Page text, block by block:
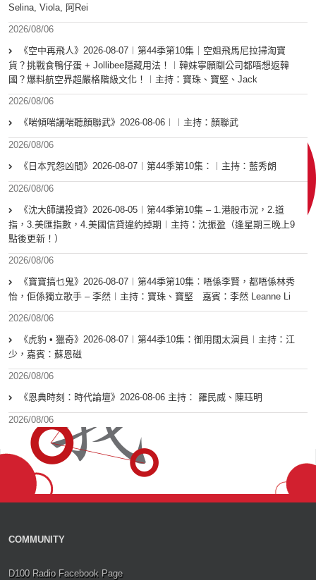
Selina, Viola, 阿Rei
2026/08/06
《空中再飛人》2026-08-07︱第44季第10集｜空姐飛馬尼拉掃淘寶
貨？挑戰食鴨仔蛋 + Jollibee隱藏用法！︱韓妹寧願瞓公司都唔想返韓
國？爆料航空界超嚴格階級文化！︱主持：寶珠、寶堅、Jack
2026/08/06
《啱傾啱講啱聽顏聯武》2026-08-06︱︱主持：顏聯武
2026/08/06
《日本咒怨凶間》2026-08-07︱第44季第10集：︱主持：藍秀朗
2026/08/06
《沈大師講投資》2026-08-05︱第44季第10集 – 1.港股市況，2.道
指，3.美匯指數，4.美國信貸違約掉期︱主持：沈振盈（逢星期三晚上9
點後更新！）
2026/08/06
《寶寶搞乜鬼》2026-08-07︱第44季第10集︰唔係李賢，都唔係林秀
怡，佢係獨立歌手 – 李然︱主持：寶珠、寶堅 嘉賓：李然 Leanne Li
2026/08/06
《虎豹 • 獵奇》2026-08-07︱第44季10集：御用闊太演員︱主持：江
少，嘉賓：蘇恩磁
2026/08/06
《恩典時刻：時代論壇》2026-08-06 主持： 羅民威、陳珏明
2026/08/06
COMMUNITY
D100 Radio Facebook Page